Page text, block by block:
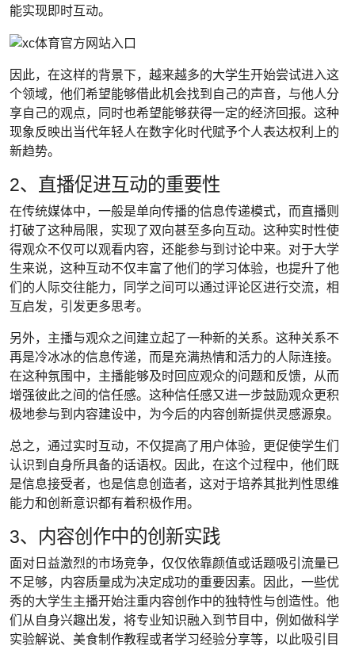
能实现即时互动。
因此，在这样的背景下，越来越多的大学生开始尝试进入这
个领域，他们希望能够借此机会找到自己的声音，与他人分
享自己的观点，同时也希望能够获得一定的经济回报。这种
现象反映出当代年轻人在数字化时代赋予个人表达权利上的
新趋势。
2、直播促进互动的重要性
在传统媒体中，一般是单向传播的信息传递模式，而直播则
打破了这种局限，实现了双向甚至多向互动。这种实时性使
得观众不仅可以观看内容，还能参与到讨论中来。对于大学
生来说，这种互动不仅丰富了他们的学习体验，也提升了他
们的人际交往能力，同学之间可以通过评论区进行交流，相
互启发，引发更多思考。
另外，主播与观众之间建立起了一种新的关系。这种关系不
再是冷冰冰的信息传递，而是充满热情和活力的人际连接。
在这种氛围中，主播能够及时回应观众的问题和反馈，从而
增强彼此之间的信任感。这种信任感又进一步鼓励观众更积
极地参与到内容建设中，为今后的内容创新提供灵感源泉。
总之，通过实时互动，不仅提高了用户体验，更促使学生们
认识到自身所具备的话语权。因此，在这个过程中，他们既
是信息接受者，也是信息创造者，这对于培养其批判性思维
能力和创新意识都有着积极作用。
3、内容创作中的创新实践
面对日益激烈的市场竞争，仅仅依靠颜值或话题吸引流量已
不足够，内容质量成为决定成功的重要因素。因此，一些优
秀的大学生主播开始注重内容创作中的独特性与创造性。他
们从自身兴趣出发，将专业知识融入到节目中，例如做科学
实验解说、美食制作教程或者学习经验分享等，以此吸引目